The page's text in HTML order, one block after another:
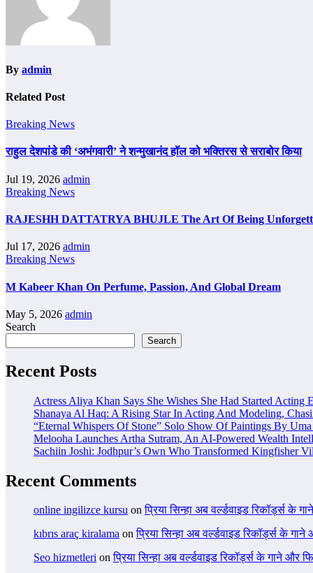
By admin
Related Post
Breaking News
राहुल देशपांडे की ‘अभंगवारी’ ने शन्मुखानंद हॉल को भक्तिरस से सराबोर किया
Jul 19, 2026 admin
Breaking News
RAJESHH DATTATRYA BHUJLE The Art Of Being
Jul 17, 2026 admin
Breaking News
M Kabeer Khan On Perfume, Passion, And Global Dream
May 5, 2026 admin
Search
Search
Recent Posts
Actress Aliya Khan Says She Wishes She Had Started Acting
Shanaya Al Haq: A Rising Star In Acting And Modeling,
“Eternal Whispers Of Stone” Solo Show Of Paintings By
Melooha Launches Artha Sutram, An AI-Powered Wealth
Sachiin Joshi: Jodhpur’s Own Who Transformed Kingfisher
Recent Comments
online ingilizce kursu onप्रिया सिन्हा अब वर्ल्डवाइड रिकॉर्ड्स के
kıbrıs araç kiralama onप्रिया सिन्हा अब वर्ल्डवाइड रिकॉर्ड्स के
Seo hizmetleri onप्रिया सिन्हा अब वर्ल्डवाइड रिकॉर्ड्स के गाने